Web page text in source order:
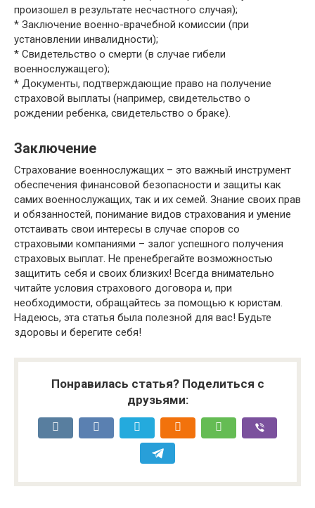
произошел в результате несчастного случая);
* Заключение военно-врачебной комиссии (при
установлении инвалидности);
* Свидетельство о смерти (в случае гибели
военнослужащего);
* Документы, подтверждающие право на получение
страховой выплаты (например, свидетельство о
рождении ребенка, свидетельство о браке).
Заключение
Страхование военнослужащих – это важный инструмент
обеспечения финансовой безопасности и защиты как
самих военнослужащих, так и их семей. Знание своих прав
и обязанностей, понимание видов страхования и умение
отстаивать свои интересы в случае споров со
страховыми компаниями – залог успешного получения
страховых выплат. Не пренебрегайте возможностью
защитить себя и своих близких! Всегда внимательно
читайте условия страхового договора и, при
необходимости, обращайтесь за помощью к юристам.
Надеюсь, эта статья была полезной для вас! Будьте
здоровы и берегите себя!
Понравилась статья? Поделиться с
друзьями: